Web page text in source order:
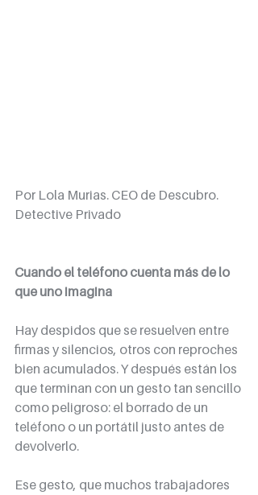
Por Lola Murias. CEO de Descubro.
Detective Privado
Cuando el teléfono cuenta más de lo
que uno imagina
Hay despidos que se resuelven entre
firmas y silencios, otros con reproches
bien acumulados. Y después están los
que terminan con un gesto tan sencillo
como peligroso: el borrado de un
teléfono o un portátil justo antes de
devolverlo.
Ese gesto, que muchos trabajadores